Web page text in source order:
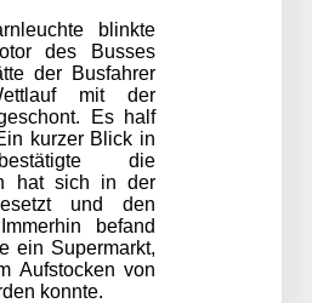
blinkte
des Busses
der Busfahrer
mit der
Es half
kurzer Blick in
die
hat sich in der
und den
befand
ein Supermarkt,
Aufstocken von
konnte.